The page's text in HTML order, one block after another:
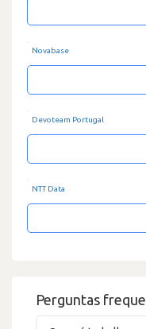
Perguntas
Novabase
Devoteam Portugal
NTT Data